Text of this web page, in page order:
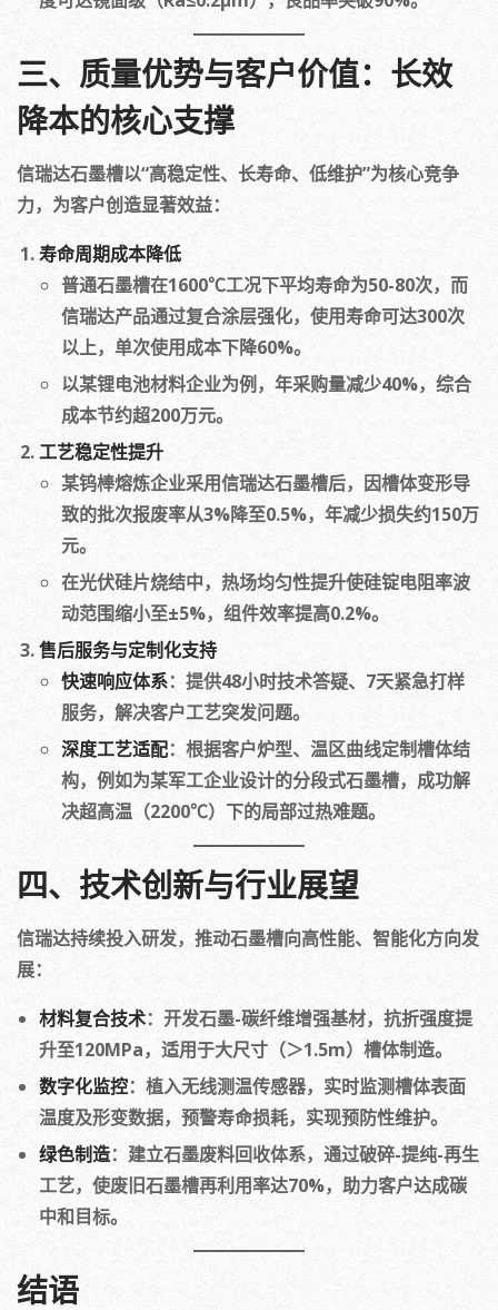
三、质量优势与客户价值：长效
降本的核心支撑
信瑞达石墨槽以“高稳定性、长寿命、低维护”为核心竞争
力，为客户创造显著效益：
寿命周期成本降低
普通石墨槽在1600℃工况下平均寿命为50-80次，而
信瑞达产品通过复合涂层强化，使用寿命可达300次
以上，单次使用成本下降60%。
以某锂电池材料企业为例，年采购量减少40%，综合
成本节约超200万元。
工艺稳定性提升
某钨棒熔炼企业采用信瑞达石墨槽后，因槽体变形导
致的批次报废率从3%降至0.5%，年减少损失约150万
元。
在光伏硅片烧结中，热场均匀性提升使硅锭电阻率波
动范围缩小至±5%，组件效率提高0.2%。
售后服务与定制化支持
快速响应体系：提供48小时技术答疑、7天紧急打样
服务，解决客户工艺突发问题。
深度工艺适配：根据客户炉型、温区曲线定制槽体结
构，例如为某军工企业设计的分段式石墨槽，成功解
决超高温（2200℃）下的局部过热难题。
四、技术创新与行业展望
信瑞达持续投入研发，推动石墨槽向高性能、智能化方向发
展：
材料复合技术：开发石墨-碳纤维增强基材，抗折强度提
升至120MPa，适用于大尺寸（＞1.5m）槽体制造。
数字化监控：植入无线测温传感器，实时监测槽体表面
温度及形变数据，预警寿命损耗，实现预防性维护。
绿色制造：建立石墨废料回收体系，通过破碎-提纯-再生
工艺，使废旧石墨槽再利用率达70%，助力客户达成碳
中和目标。
结语